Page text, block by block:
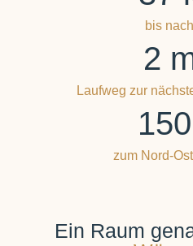
bis
Laufweg zur
2
zum Nord-
150
Ein Raum